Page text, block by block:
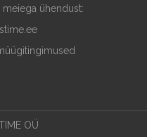
meiega ühendust:
OÜ